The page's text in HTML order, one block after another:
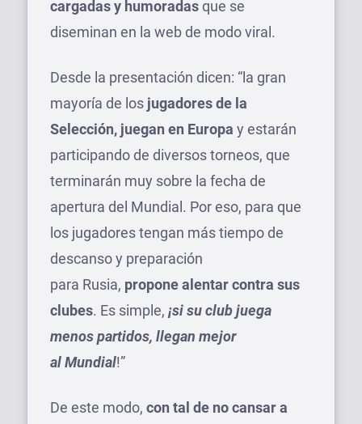
cargadas y humoradasque se
diseminan en la web de modo viral.
Desde la presentación dicen: “la gran
mayoría de los jugadores de la
Selección, juegan en Europa y estarán
participando de diversos torneos, que
terminarán muy sobre la fecha de
apertura del Mundial. Por eso, para que
los jugadores tengan más tiempo de
descanso y preparación
para Rusia, propone alentar contra sus
clubes. Es simple, ¡si su club juega
menos partidos, llegan mejor
al Mundial!”
De este modo, con tal de no cansar a